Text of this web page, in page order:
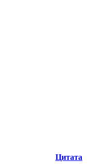
Цитата